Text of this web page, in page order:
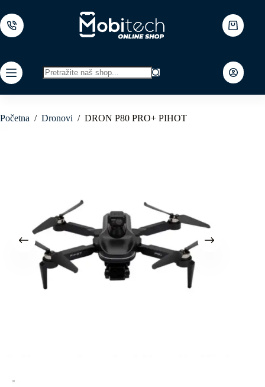
to
content
Shopping
cart
results
Početna / Dronovi / DRON P80 PRO+ PIHOT